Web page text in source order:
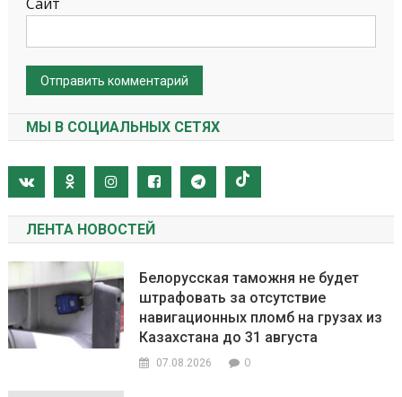
МЫ В СОЦИАЛЬНЫХ СЕТЯХ
ЛЕНТА НОВОСТЕЙ
Белорусская таможня не будет
штрафовать за отсутствие
навигационных пломб на грузах из
Казахстана до 31 августа
07.08.2026 0